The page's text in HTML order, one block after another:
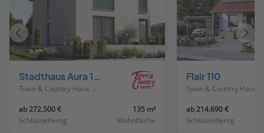
Stadthaus Aura 136
Town & Country Haus Deutschland
ab 272.500 €
Schlüsselfertig
135 m²
Wohnfläche
Flair 110
ab 214.690 €
Schlüsselfertig
Vorheriges
Haus
Haus